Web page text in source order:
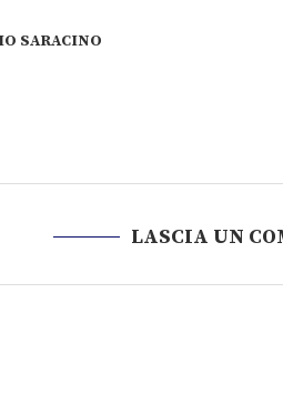
SARACINO
LASCIA UN